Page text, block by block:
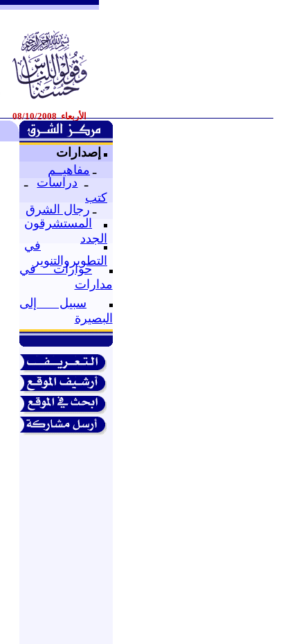
الأربعاء 08/10/2008
إصدارات
ـ مفاهيــم
ـ دراسات
ـ
كتب
ـ رجال الشرق
المستشرقون
الجدد
في
التطويروالتنوير
حوارات في
مدارات
سبيل إلى
البصيرة